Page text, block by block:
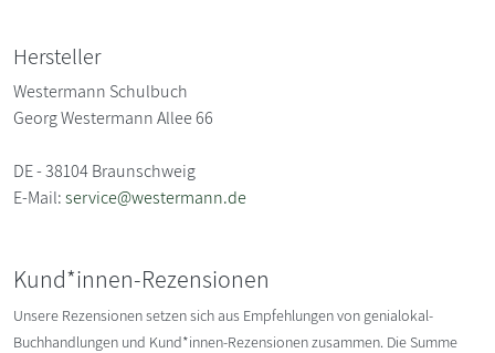
Hersteller
Westermann Schulbuch
Georg Westermann Allee 66
DE - 38104 Braunschweig
E-Mail:service@westermann.de
Kund*innen-Rezensionen
Unsere Rezensionen setzen sich aus Empfehlungen von genialokal-
Buchhandlungen und Kund*innen-Rezensionen zusammen. Die Summe